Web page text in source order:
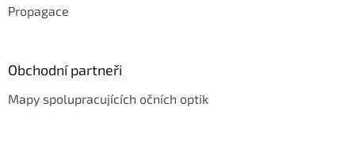
Propagace
Obchodní partneři
Mapy spolupracujících očních optik